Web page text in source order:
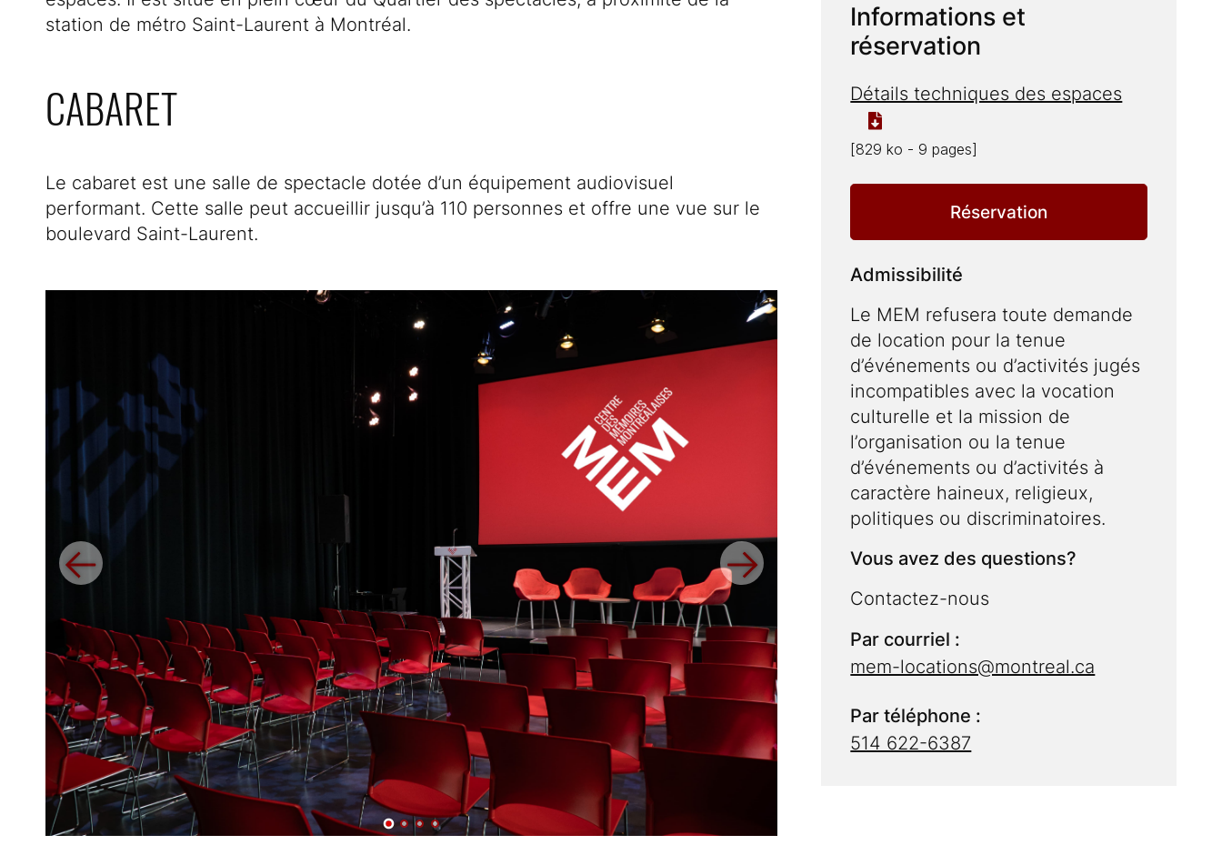
station de métro Saint-Laurent à Montréal.
CABARET
Le cabaret est une salle de spectacle dotée d’un équipement audiovisuel
performant. Cette salle peut accueillir jusqu’à 110 personnes et offre une vue sur le
boulevard Saint-Laurent.
Informations et
réservation
Détails techniques des espaces
[829 ko - 9 pages]
Réservation
Admissibilité
Le MEM refusera toute demande
de location pour la tenue
d’événements ou d’activités jugés
incompatibles avec la vocation
culturelle et la mission de
l’organisation ou la tenue
d’événements ou d’activités à
caractère haineux, religieux,
politiques ou discriminatoires.
Vous avez des questions?
Contactez-nous
Par courriel :
mem-locations@montreal.ca
Par téléphone :
514 622-6387